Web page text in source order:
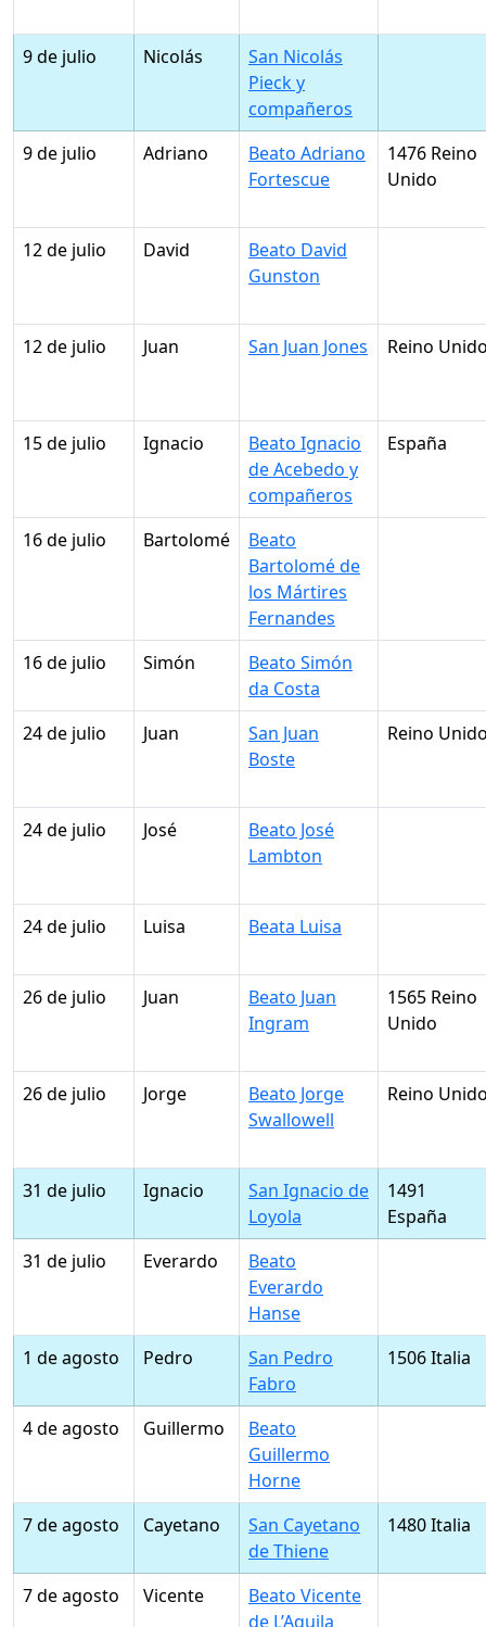
9 de julio Nicolás
San Nicolás
Pieck y
compañeros
9 de julio
Adriano
Beato Adriano
Fortescue
1476 Reino
Unido
12 de julio David
Beato David
Gunston
12 de julio Juan San Juan Jones Reino
15 de julio Ignacio
Beato Ignacio
de Acebedo y
compañeros
España
16 de julio Bartolomé
Beato
Bartolomé de
los Mártires
Fernandes
16 de julio
Simón
Beato Simón
da Costa
24 de julio
Juan
San Juan
Boste
Reino
24 de julio José
Beato José
Lambton
24 de julio Luisa Beata Luisa
26 de julio Juan
Beato Juan
Ingram
1565 Reino
Unido
26 de julio Jorge
Beato Jorge
Swallowell
Reino
31 de julio Ignacio
San Ignacio de
Loyola
1491
España
31 de julio
Everardo
Beato
Everardo
Hanse
1 de agosto
Pedro
San Pedro
Fabro
1506 Italia
4 de agosto Guillermo
Beato
Guillermo
Horne
7 de agosto
Cayetano
San Cayetano
de Thiene
1480 Italia
7 de agosto Vicente
Beato Vicente
de L’Aquila